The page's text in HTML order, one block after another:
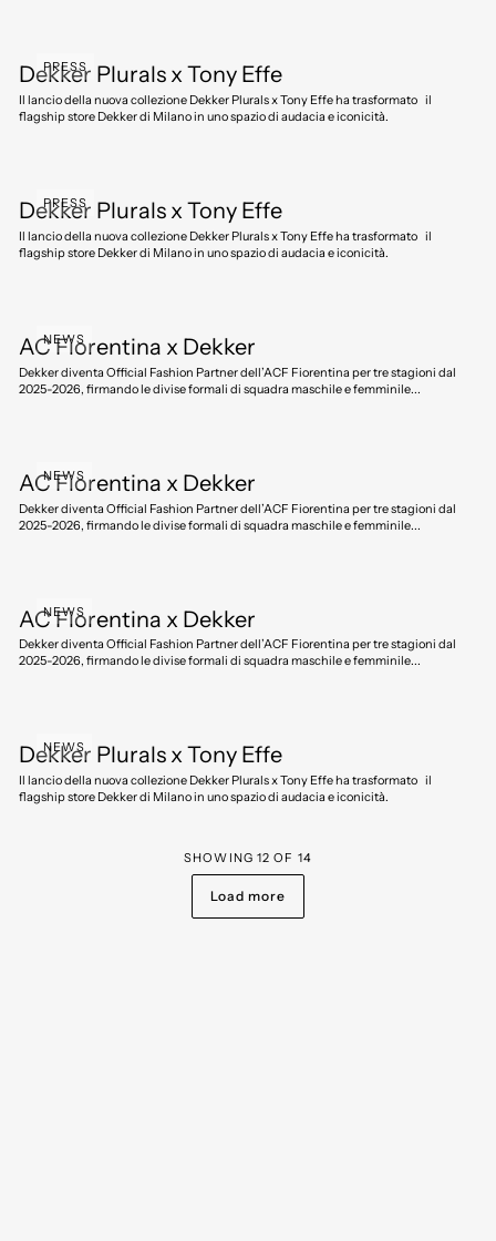
PRESS
Dekker Plurals x Tony Effe
Il lancio della nuova collezione Dekker Plurals x Tony Effe ha trasformato il
flagship store Dekker di Milano in uno spazio di audacia e iconicità.
PRESS
Dekker Plurals x Tony Effe
Il lancio della nuova collezione Dekker Plurals x Tony Effe ha trasformato il
flagship store Dekker di Milano in uno spazio di audacia e iconicità.
NEWS
AC Fiorentina x Dekker
Dekker diventa Official Fashion Partner dell’ACF Fiorentina per tre stagioni dal
2025-2026, firmando le divise formali di squadra maschile e femminile...
NEWS
AC Fiorentina x Dekker
Dekker diventa Official Fashion Partner dell’ACF Fiorentina per tre stagioni dal
2025-2026, firmando le divise formali di squadra maschile e femminile...
NEWS
AC Fiorentina x Dekker
Dekker diventa Official Fashion Partner dell’ACF Fiorentina per tre stagioni dal
2025-2026, firmando le divise formali di squadra maschile e femminile...
NEWS
Dekker Plurals x Tony Effe
Il lancio della nuova collezione Dekker Plurals x Tony Effe ha trasformato il
flagship store Dekker di Milano in uno spazio di audacia e iconicità.
SHOWING 12 OF 14
Load more